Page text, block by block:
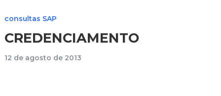
consultas SAP
CREDENCIAMENTO
12 de agosto de 2013